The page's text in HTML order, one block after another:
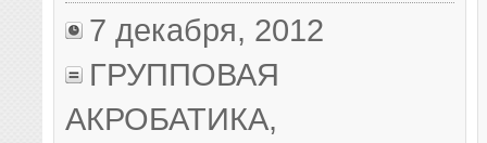
7 декабря, 2012
ГРУППОВАЯ
АКРОБАТИКА,